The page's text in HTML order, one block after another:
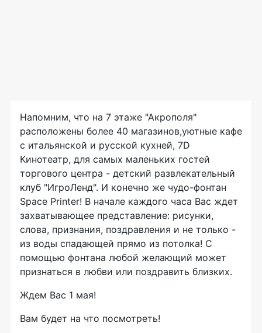
Напомним, что на 7 этаже "Акрополя"
расположены более 40 магазинов,уютные кафе
с итальянской и русской кухней, 7D
Кинотеатр, для самых маленьких гостей
торгового центра - детский развлекательный
клуб "ИгроЛенд". И конечно же чудо-фонтан
Space Printer! В начале каждого часа Вас ждет
захватывающее представление: рисунки,
слова, признания, поздравления и не только -
из воды спадающей прямо из потолка! С
помощью фонтана любой желающий может
признаться в любви или поздравить близких.
Ждем Вас 1 мая!
Вам будет на что посмотреть!